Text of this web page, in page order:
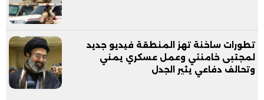
تطورات ساخنة تهز المنطقة فيديو جديد
لمجتبى خامنئي وعمل عسكري يمني
وتحالف دفاعي يثير الجدل